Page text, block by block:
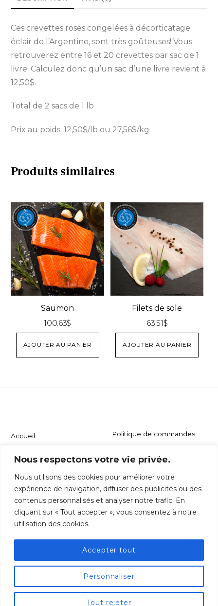
Nous respectons votre vie privée.
Nous utilisons des cookies pour améliorer votre
expérience de navigation, diffuser des publicités ou des
contenus personnalisés et analyser notre trafic. En
cliquant sur « Tout accepter », vous consentez à notre
utilisation des cookies.
Personnaliser
Tout rejeter
Accepter tout
Ces crevettes roses congelées à décorticatage
éclair de l’Argentine, sont très goûteuses! Vous
retrouverez entre 16 et 20 crevettes par sac de 1
livre. Calculez donc qu’un sac d’une livre revient à
12,50$.
Total de 2 sacs de 1 lb
Prix au poids: 12,50$/lb ou 27,56$/kg
Produits similaires
Saumon
100.63$
AJOUTER AU PANIER
Filets de sole
63.51$
AJOUTER AU PANIER
Back
Accueil
Catalogue de produits
Contact
Politique de commandes
Politique de confidentialité
Conditions générales
d'utilisation
©Les Viandes Maska2026